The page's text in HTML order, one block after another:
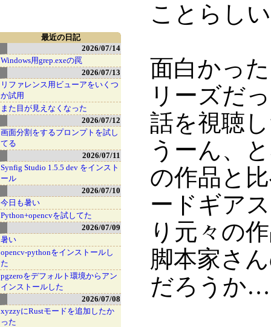
ことらし
面白かっ
リーズだ
話を視聴
うーん、
の作品と
ードギア
り元々の
脚本家さ
だろうか
最近の日記
2026/07/14
Windows用grep.exeの罠
2026/07/13
リファレンス用ビューアをいくつ
か試用
また目が見えなくなった
2026/07/12
画面分割をするプロンプトを試し
てる
2026/07/11
Synfig Studio 1.5.5 dev をインスト
ール
2026/07/10
今日も暑い
Python+opencvを試してた
2026/07/09
暑い
opencv-pythonをインストールし
た
pgzeroをデフォルト環境からアン
インストールした
2026/07/08
xyzzyにRustモードを追加したか
った